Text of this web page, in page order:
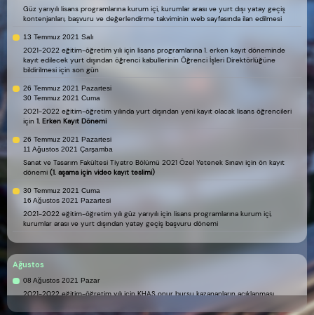
Güz yarıyılı lisans programlarına kurum içi, kurumlar arası ve yurt dışı yatay geçiş
kontenjanları, başvuru ve değerlendirme takviminin web sayfasında ilan edilmesi
13 Temmuz 2021 Salı
2021-2022 eğitim-öğretim yılı için lisans programlarına 1. erken kayıt döneminde
kayıt edilecek yurt dışından öğrenci kabullerinin Öğrenci İşleri Direktörlüğüne
bildirilmesi için son gün
26 Temmuz 2021 Pazartesi
30 Temmuz 2021 Cuma
2021-2022 eğitim-öğretim yılında yurt dışından yeni kayıt olacak lisans öğrencileri
için 1. Erken Kayıt Dönemi
26 Temmuz 2021 Pazartesi
11 Ağustos 2021 Çarşamba
Sanat ve Tasarım Fakültesi Tiyatro Bölümü 2021 Özel Yetenek Sınavı için ön kayıt
dönemi (1. aşama için video kayıt teslimi)
30 Temmuz 2021 Cuma
16 Ağustos 2021 Pazartesi
2021-2022 eğitim-öğretim yılı güz yarıyılı için lisans programlarına kurum içi,
kurumlar arası ve yurt dışından yatay geçiş başvuru dönemi
Ağustos
08 Ağustos 2021 Pazar
2021-2022 eğitim-öğretim yılı için KHAS onur bursu kazananların açıklanması
11 Ağustos 2021 Çarşamba